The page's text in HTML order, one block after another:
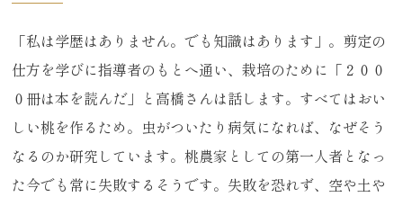
「私は学歴はありません。でも知識はあります」。剪定の
仕方を学びに指導者のもとへ通い、栽培のために「２００
０冊は本を読んだ」と高橋さんは話します。すべてはおい
しい桃を作るため。虫がついたり病気になれば、なぜそう
なるのか研究しています。桃農家としての第一人者となっ
た今でも常に失敗するそうです。失敗を恐れず、空や土や